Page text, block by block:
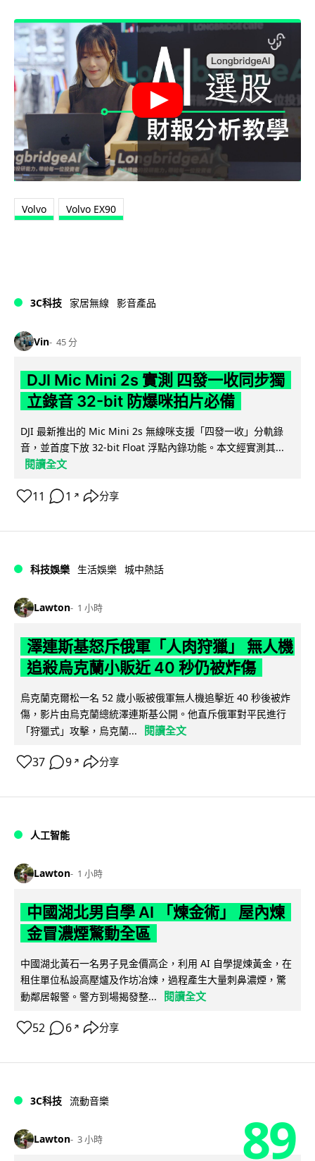
Volvo Volvo EX90
3C科技 家居無線 影音產品
Vin 45 分
DJI Mic Mini 2s 實測 四發一收同步獨
立錄音 32-bit 防爆咪拍片必備
DJI 最新推出的 Mic Mini 2s 無線咪支援「四發一收」分軌錄
音，並首度下放 32-bit Float 浮點內錄功能。本文經實測其...
閱讀全文
11 1 ↗ 分享
科技娛樂 生活娛樂 城中熱話
Lawton 1 小時
澤連斯基怒斥俄軍「人肉狩獵」 無人機
追殺烏克蘭小販近 40 秒仍被炸傷
烏克蘭克爾松一名 52 歲小販被俄軍無人機追擊近 40 秒後被炸
傷，影片由烏克蘭總統澤連斯基公開。他直斥俄軍對平民進行
「狩獵式」攻擊，烏克蘭...
閱讀全文
37 9 ↗ 分享
人工智能
Lawton 1 小時
中國湖北男自學 AI 「煉金術」 屋內煉
金冒濃煙驚動全區
中國湖北黃石一名男子見金價高企，利用 AI 自學提煉黃金，在
租住單位私設高壓爐及作坊冶煉，過程產生大量刺鼻濃煙，驚
動鄰居報警。警方到場揭發整...
閱讀全文
52 6 ↗ 分享
3C科技 流動音樂
Lawton 3 小時 89